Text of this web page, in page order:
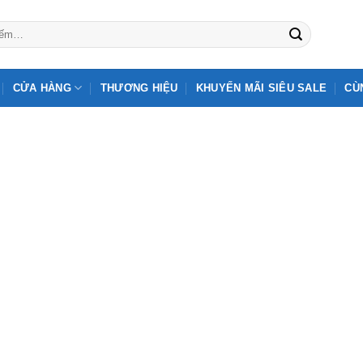
CỬA HÀNG THƯƠNG HIỆU KHUYẾN MÃI SIÊU SALE